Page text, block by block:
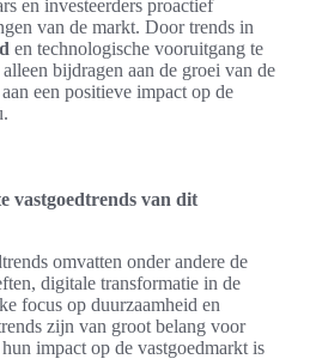
en investeerders proactief
van de markt. Door trends in
en technologische vooruitgang te
bijdragen aan de groei van de
een positieve impact op de
vastgoedtrends van dit
omvatten onder andere de
digitale transformatie in de
focus op duurzaamheid en
zijn van groot belang voor
impact op de vastgoedmarkt is